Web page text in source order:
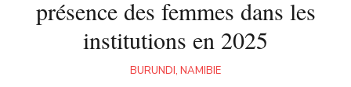
présence des femmes dans les
institutions en 2025
BURUNDI, NAMIBIE